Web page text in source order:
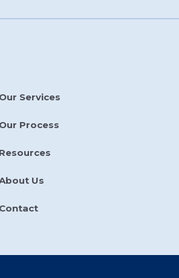
Our Services
Our Process
Resources
Us
Contact